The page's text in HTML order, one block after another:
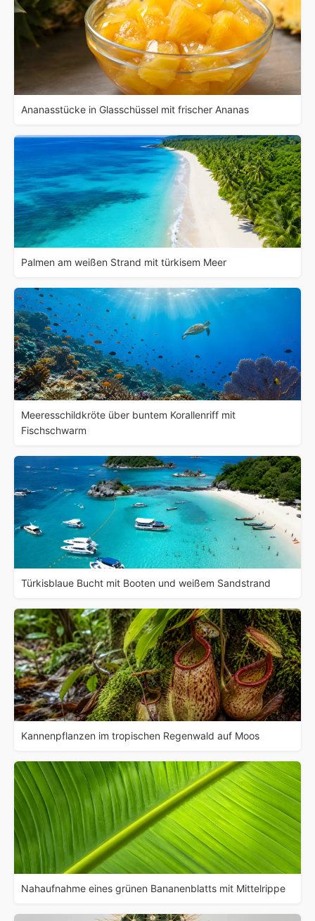
Ananasstücke in Glasschüssel mit frischer Ananas
Palmen am weißen Strand mit türkisem Meer
Meeresschildkröte über buntem Korallenriff mit
Fischschwarm
Türkisblaue Bucht mit Booten und weißem Sandstrand
Kannenpflanzen im tropischen Regenwald auf Moos
Nahaufnahme eines grünen Bananenblatts mit Mittelrippe